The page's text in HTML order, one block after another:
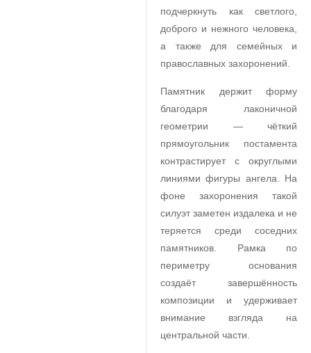
подчеркнуть как светлого,
доброго и нежного человека,
а также для семейных и
православных захоронений.
Памятник держит форму
благодаря лаконичной
геометрии — чёткий
прямоугольник постамента
контрастирует с округлыми
линиями фигуры ангела. На
фоне захоронения такой
силуэт заметен издалека и не
теряется среди соседних
памятников. Рамка по
периметру основания
создаёт завершённость
композиции и удерживает
внимание взгляда на
центральной части.